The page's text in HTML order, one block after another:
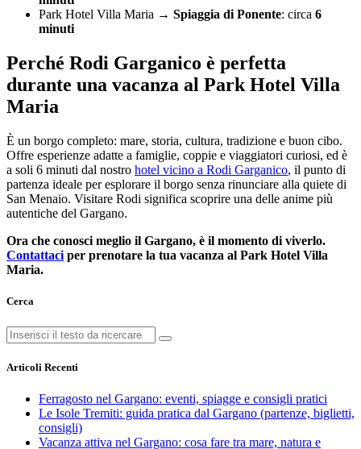
Park Hotel Villa Maria → Spiaggia di Ponente: circa 6
minuti
Perché Rodi Garganico è perfetta
durante una vacanza al Park Hotel Villa
Maria
È un borgo completo: mare, storia, cultura, tradizione e buon cibo.
Offre esperienze adatte a famiglie, coppie e viaggiatori curiosi, ed è
a soli 6 minuti dal nostro hotel vicino a Rodi Garganico, il punto di
partenza ideale per esplorare il borgo senza rinunciare alla quiete di
San Menaio. Visitare Rodi significa scoprire una delle anime più
autentiche del Gargano.
Ora che conosci meglio il Gargano, è il momento di viverlo.
Contattaci per prenotare la tua vacanza al Park Hotel Villa
Maria.
Cerca
Articoli Recenti
Ferragosto nel Gargano: eventi, spiagge e consigli pratici
Le Isole Tremiti: guida pratica dal Gargano (partenze, biglietti,
consigli)
Vacanza attiva nel Gargano: cosa fare tra mare, natura e